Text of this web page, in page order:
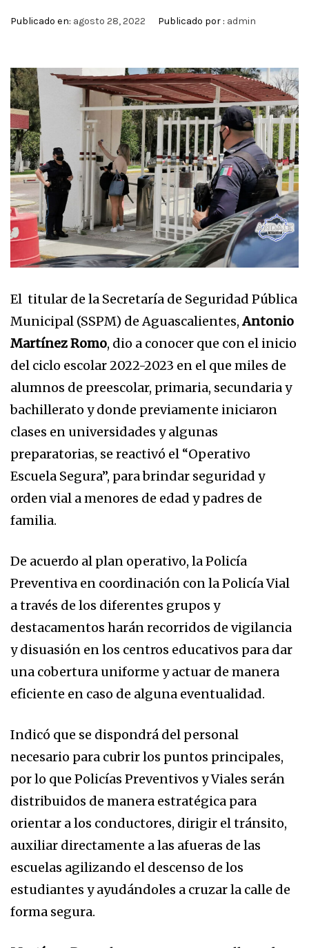
Publicado en: agosto 28, 2022 Publicado por : admin
El titular de la Secretaría de Seguridad Pública
Municipal (SSPM) de Aguascalientes,Antonio
Martínez Romo, dio a conocer que con el inicio
del ciclo escolar 2022-2023 en el que miles de
alumnos de preescolar, primaria, secundaria y
bachillerato y donde previamente iniciaron
clases en universidades y algunas
preparatorias, se reactivó el “Operativo
Escuela Segura”, para brindar seguridad y
orden vial a menores de edad y padres de
familia.
De acuerdo al plan operativo, la Policía
Preventiva en coordinación con la Policía Vial
a través de los diferentes grupos y
destacamentos harán recorridos de vigilancia
y disuasión en los centros educativos para dar
una cobertura uniforme y actuar de manera
eficiente en caso de alguna eventualidad.
Indicó que se dispondrá del personal
necesario para cubrir los puntos principales,
por lo que Policías Preventivos y Viales serán
distribuidos de manera estratégica para
orientar a los conductores, dirigir el tránsito,
auxiliar directamente a las afueras de las
escuelas agilizando el descenso de los
estudiantes y ayudándoles a cruzar la calle de
forma segura.